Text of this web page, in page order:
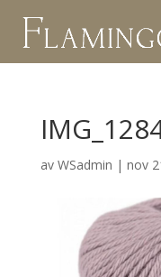
av WSadmin | nov